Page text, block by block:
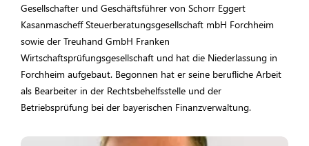
Gesellschafter und Geschäftsführer von Schorr Eggert
Kasanmascheff Steuerberatungsgesellschaft mbH Forchheim
sowie der Treuhand GmbH Franken
Wirtschaftsprüfungsgesellschaft und hat die Niederlassung in
Forchheim aufgebaut. Begonnen hat er seine berufliche Arbeit
als Bearbeiter in der Rechtsbehelfsstelle und der
Betriebsprüfung bei der bayerischen Finanzverwaltung.